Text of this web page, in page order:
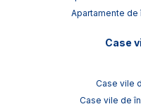
Apartamente de
Case
Case vile
Case vile de